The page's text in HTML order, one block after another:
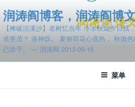
至
容
润涛阎博客，润涛阎博
【摊破浣溪沙】老树忆当年 冷水秋烟夕日残
谁更茂？ 洛神叹。 夏俯荷花心底热， 秋抛
已吹干。 — 润涛阎 2013-09-16
菜单